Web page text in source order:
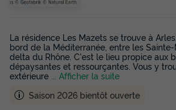
La résidence Les Mazets se trouve à
bord de la Méditerranée, entre les
delta du Rhône. C'est le lieu propice aux
dépaysantes et ressourçantes. Vous y
extérieure
... Afficher la suite
Saison 2026 bientôt ouverte